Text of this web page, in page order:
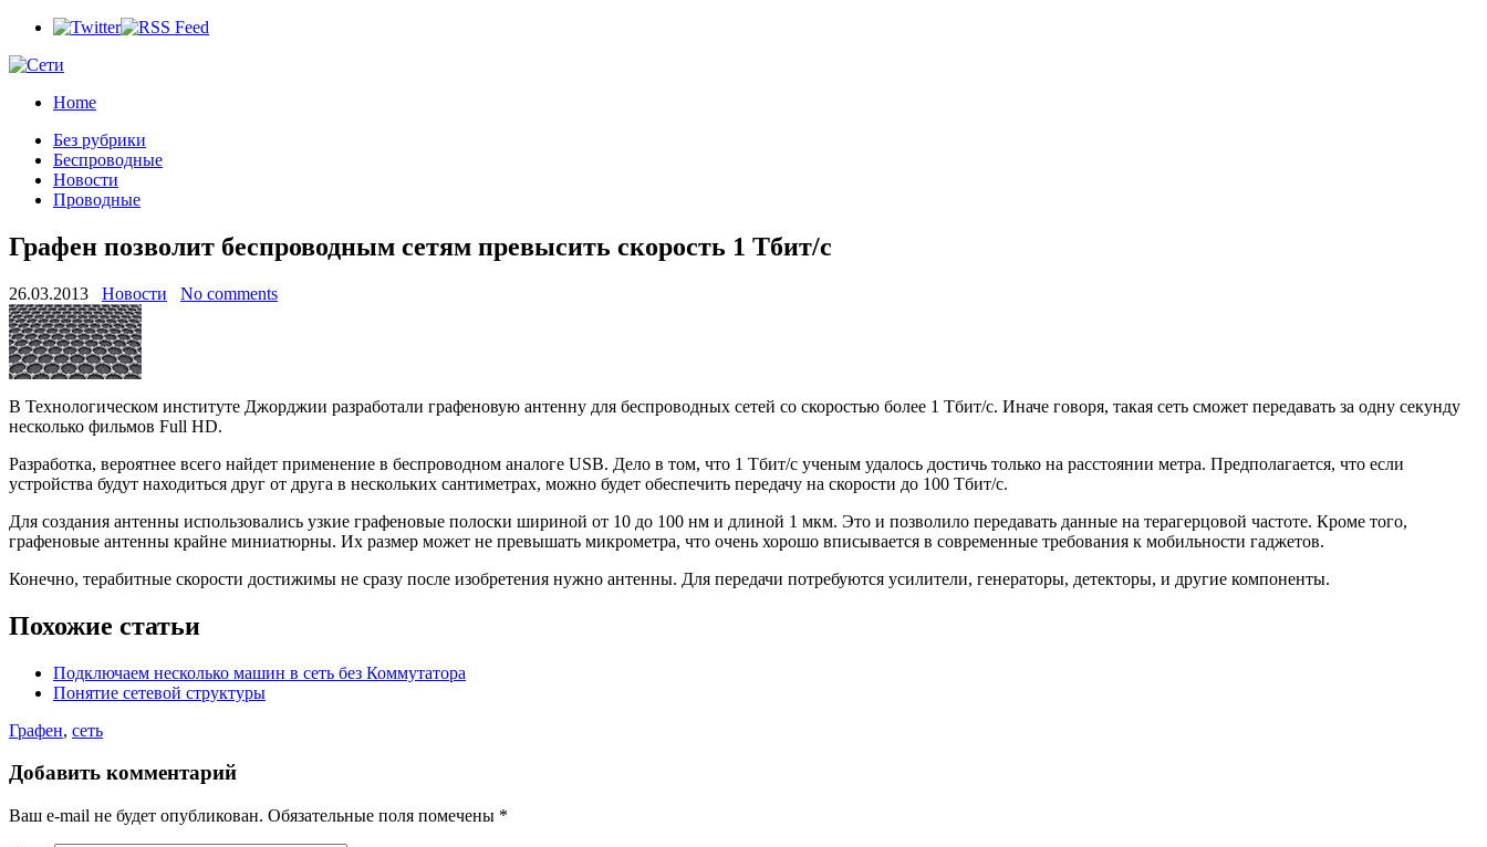
Home
Без рубрики
Беспроводные
Новости
Проводные
Графен позволит беспроводным сетям превысить скорость 1 Тбит/с
26.03.2013 Новости No comments
В Технологическом институте Джорджии разработали графеновую антенну для беспроводных сетей со скоростью более 1 Тбит/с. Иначе говоря, такая сеть сможет передавать за одну секунду
несколько фильмов Full HD.
Разработка, вероятнее всего найдет применение в беспроводном аналоге USB. Дело в том, что 1 Тбит/с ученым удалось достичь только на расстоянии метра. Предполагается, что если
устройства будут находиться друг от друга в нескольких сантиметрах, можно будет обеспечить передачу на скорости до 100 Тбит/с.
Для создания антенны использовались узкие графеновые полоски шириной от 10 до 100 нм и длиной 1 мкм. Это и позволило передавать данные на терагерцовой частоте. Кроме того,
графеновые антенны крайне миниатюрны. Их размер может не превышать микрометра, что очень хорошо вписывается в современные требования к мобильности гаджетов.
Конечно, терабитные скорости достижимы не сразу после изобретения нужно антенны. Для передачи потребуются усилители, генераторы, детекторы, и другие компоненты.
Похожие статьи
Подключаем несколько машин в сеть без Коммутатора
Понятие сетевой структуры
Графен, сеть
Добавить комментарий
Ваш e-mail не будет опубликован. Обязательные поля помечены *